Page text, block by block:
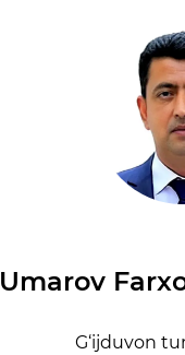
Umarov
G‘ijduvon